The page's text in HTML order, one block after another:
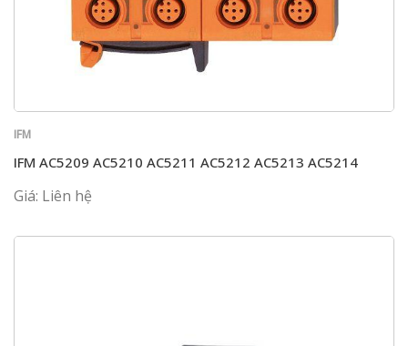
IFM
IFM AC5209 AC5210 AC5211 AC5212 AC5213 AC5214
Giá: Liên hệ